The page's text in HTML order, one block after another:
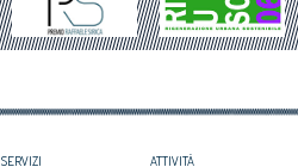
Equo compenso, il CNAPPC ricorre alla
Corte Europea dei Diritti dell’Uomo
SERVIZI ATTIVITÀ